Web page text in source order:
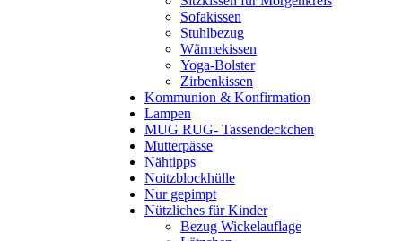
Sofakissen
Stuhlbezug
Wärmekissen
Yoga-Bolster
Zirbenkissen
Kommunion & Konfirmation
Lampen
MUG RUG- Tassendeckchen
Mutterpässe
Nähtipps
Noitzblockhülle
Nur gepimpt
Nützliches für Kinder
Bezug Wickelauflage